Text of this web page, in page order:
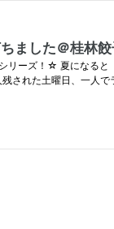
ました＠桂林
ーズ！☆ 夏になる
された土曜日、一人で